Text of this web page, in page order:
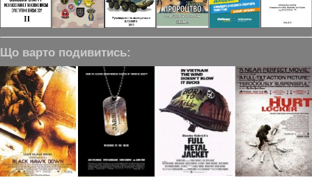
Що варто подивитись: